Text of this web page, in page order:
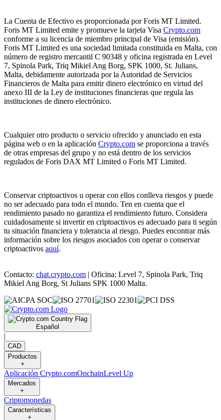
La Cuenta de Efectivo es proporcionada por Foris MT Limited.
Foris MT Limited emite y promueve la tarjeta Visa Crypto.com
conforme a su licencia de miembro principal de Visa (emisión).
Foris MT Limited es una sociedad limitada constituida en Malta, con
número de registro mercantil C 90348 y oficina registrada en Level
7, Spinola Park, Triq Mikiel Ang Borg, SPK 1000, St. Julians,
Malta, debidamente autorizada por la Autoridad de Servicios
Financieros de Malta para emitir dinero electrónico en virtud del
anexo III de la Ley de instituciones financieras que regula las
instituciones de dinero electrónico.
Cualquier otro producto o servicio ofrecido y anunciado en esta
página web o en la aplicación Crypto.com se proporciona a través
de otras empresas del grupo y no está dentro de los servicios
regulados de Foris DAX MT Limited o Foris MT Limited.
Conservar criptoactivos u operar con ellos conlleva riesgos y puede
no ser adecuado para todo el mundo. Ten en cuenta que el
rendimiento pasado no garantiza el rendimiento futuro. Considera
cuidadosamente si invertir en criptoactivos es adecuado para ti según
tu situación financiera y tolerancia al riesgo. Puedes encontrar más
información sobre los riesgos asociados con operar o conservar
criptoactivos aquí.
Contacto: chat.crypto.com | Oficina: Level 7, Spinola Park, Triq
Mikiel Ang Borg, St Julians SPK 1000 Malta.
Español
|
CAD
Productos
+
Aplicación Crypto.comOnchainLevel Up
Mercados
+
Criptomonedas
Características
+